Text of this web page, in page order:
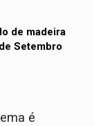
de madeira
Setembro
é